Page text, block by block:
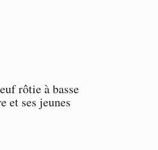
rôtie à basse
et ses jeunes